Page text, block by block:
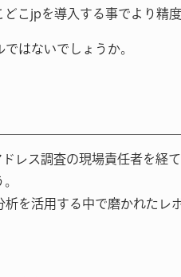
こjpを導入する事でより精
はないでしょうか。
レス調査の現場責任者を
を活用する中で磨かれた